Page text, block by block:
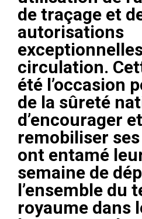
de traçage et
autorisations
circulation.
été l’occasion
de la sûreté
d’encourager
remobiliser
ont entamé
semaine de
l’ensemble du
royaume dans